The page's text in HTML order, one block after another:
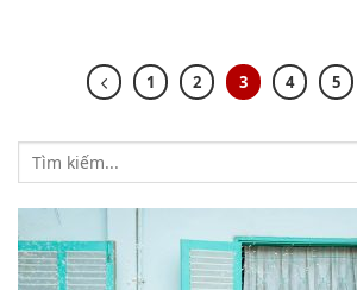
1 2 3 4 5